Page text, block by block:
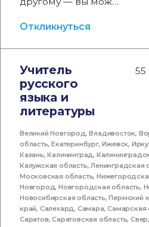
Откликнуться
Учитель
русского
языка и
литературы
55
Великий Новгород,Владивосток,
область,Екатеринбург,Ижевск,
Казань,Калининград,
Калужская область,Ленинградская
Московская область,
Новгород,Новгородская область,
Новосибирская область,Пермский
край, Салехард, Самара,Самарская
Саратов,Саратовская область,